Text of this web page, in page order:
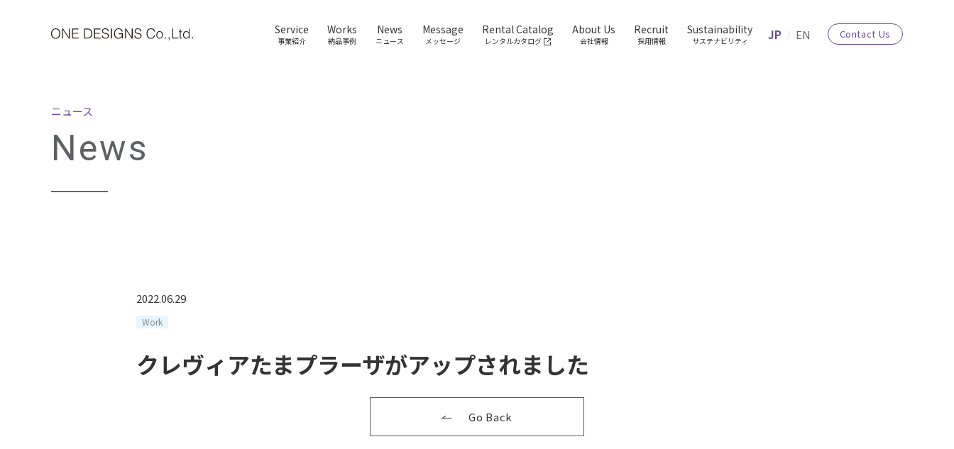
Service
事業紹介
Works
納品事例
News
ニュース
Message
メッセージ
Rental Catalog
レンタルカタログ
About Us
会社情報
Recruit
採用情報
Sustainability
サステナビリティ JP EN Contact Us
ニュース
News
2022.06.29
Work
クレヴィアたまプラーザがアップされました
Go Back